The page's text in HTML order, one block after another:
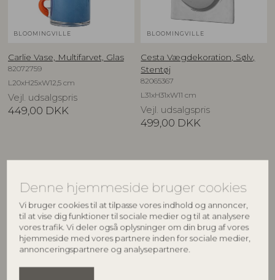
Denne hjemmeside bruger cookies
Vi bruger cookies til at tilpasse vores indhold og annoncer,
til at vise dig funktioner til sociale medier og til at analysere
vores trafik. Vi deler også oplysninger om din brug af vores
hjemmeside med vores partnere inden for sociale medier,
annonceringspartnere og analysepartnere.
BLOOMINGVILLE
Carlie Vase, Multifarvet, Glas
82072759
L20xH25xW12,5 cm
Vejl. udsalgspris
449,00 DKK
BLOOMINGVILLE
Cesta Vægdekoration, Sølv,
Stentøj
82065367
L31xH31xW11 cm
Vejl. udsalgspris
499,00 DKK